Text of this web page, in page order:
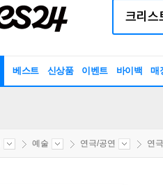
베스트 신상품 이벤트 바이백 매
예술 연극/공연 연